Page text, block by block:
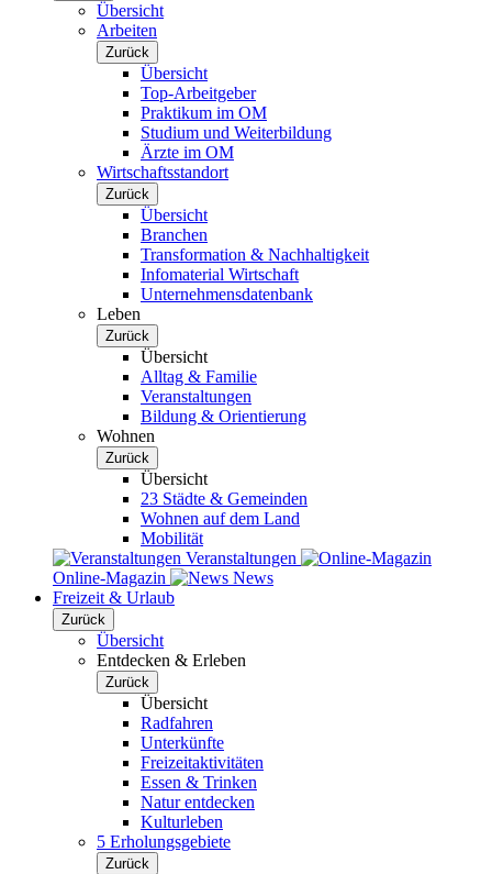
Übersicht
Arbeiten
Zurück
Übersicht
Top-Arbeitgeber
Praktikum im OM
Studium und Weiterbildung
Ärzte im OM
Wirtschaftsstandort
Zurück
Übersicht
Branchen
Transformation & Nachhaltigkeit
Infomaterial Wirtschaft
Unternehmensdatenbank
Leben
Zurück
Übersicht
Alltag & Familie
Veranstaltungen
Bildung & Orientierung
Wohnen
Zurück
Übersicht
23 Städte & Gemeinden
Wohnen auf dem Land
Mobilität
Veranstaltungen
Online-Magazin
News
Freizeit & Urlaub
Zurück
Übersicht
Entdecken & Erleben
Zurück
Übersicht
Radfahren
Unterkünfte
Freizeitaktivitäten
Essen & Trinken
Natur entdecken
Kulturleben
5 Erholungsgebiete
Zurück